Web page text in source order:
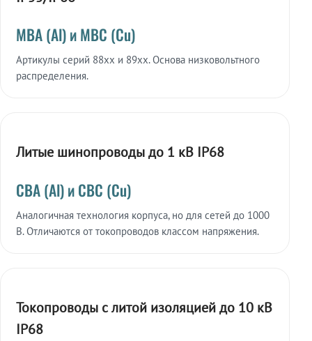
МВА (Al) и МВС (Cu)
Артикулы серий 88xx и 89xx. Основа низковольтного
распределения.
Литые шинопроводы до 1 кВ IP68
СВА (Al) и СВС (Cu)
Аналогичная технология корпуса, но для сетей до 1000
В. Отличаются от токопроводов классом напряжения.
Токопроводы с литой изоляцией до 10 кВ
IP68